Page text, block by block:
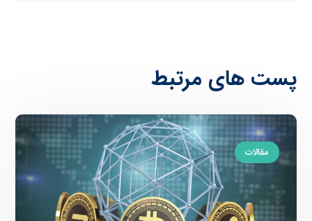
پست های مرتبط
مقالات